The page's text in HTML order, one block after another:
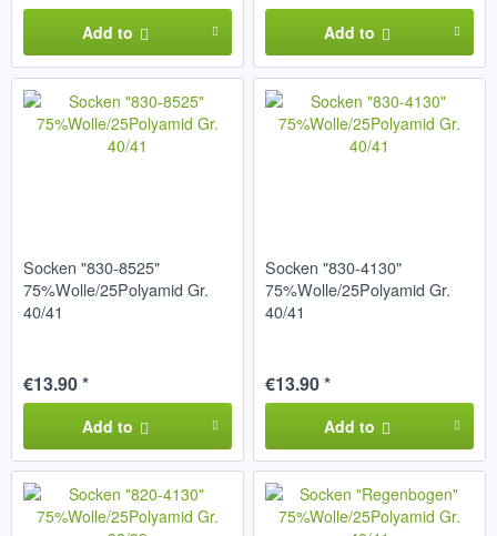
Add to Add to
Socken "830-8525"
75%Wolle/25Polyamid Gr.
40/41
€13.90 *
Add to
Socken "830-4130"
75%Wolle/25Polyamid Gr.
40/41
€13.90 *
Add to